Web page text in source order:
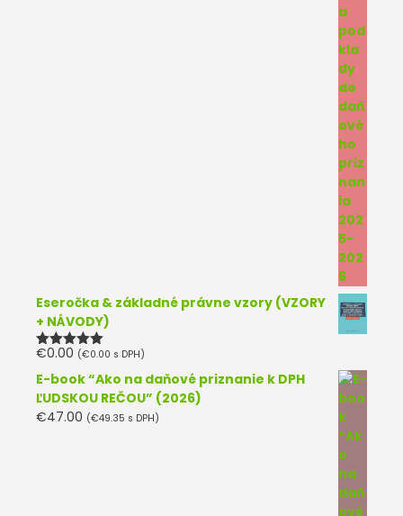
Eseročka & základné právne vzory (VZORY
+ NÁVODY)
Hodnotenie
€0.00 (€0.00 s DPH)
E-book “Ako na daňové priznanie k DPH
ĽUDSKOU REČOU” (2026)
€47.00 (€49.35 s DPH)